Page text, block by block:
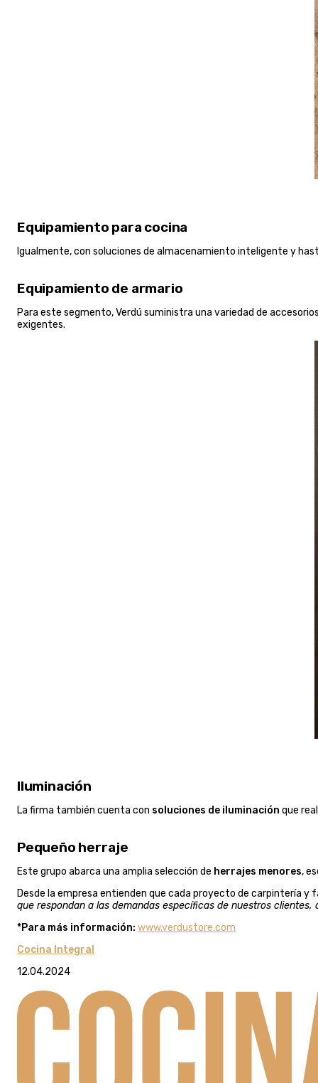
Equipamiento para cocina
Igualmente, con soluciones de almacenamiento inteligente y
Equipamiento de armario
Para este segmento, Verdú suministra una variedad de
exigentes.
Iluminación
La firma también cuenta con soluciones de iluminación que
Pequeño herraje
Este grupo abarca una amplia selección de herrajes menores,
Desde la empresa entienden que cada proyecto de carpintería y
que respondan a las demandas específicas de nuestros
*Para más información: www.verdustore.com
Cocina Integral
12.04.2024